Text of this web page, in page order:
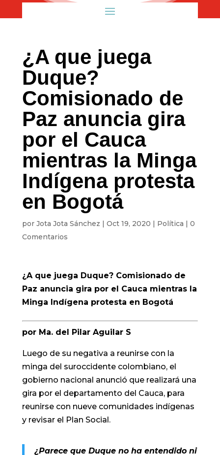
¿A que juega
Duque?
Comisionado de
Paz anuncia gira
por el Cauca
mientras la Minga
Indígena protesta
en Bogotá
por Jota Jota Sánchez | Oct 19, 2020 | Política | 0
Comentarios
¿A que juega Duque? Comisionado de
Paz anuncia gira por el Cauca mientras la
Minga Indígena protesta en Bogotá
por Ma. del Pilar Aguilar S
Luego de su negativa a reunirse con la
minga del suroccidente colombiano, el
gobierno nacional anunció que realizará una
gira por el departamento del Cauca, para
reunirse con nueve comunidades indígenas
y revisar el Plan Social.
¿Parece que Duque no ha entendido ni